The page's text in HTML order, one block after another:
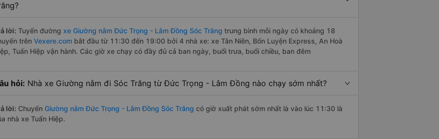
lời: Tuyến đường xe Giường nằm Đức Trọng - Lâm Đồng Sóc Trăng trung bình mỗi ngày có khoảng 18
trên Vexere.com bắt đầu từ 11:30 đến 19:00 bởi 4 nhà xe: xe Tân Niên, Bốn Luyện Express, An Hoà
Tuấn Hiệp vận hành. Các giờ xe chạy có đầy đủ cả ban ngày, buổi trưa, buổi chiều, ban đêm
hỏi: Nhà xe Giường nằm đi Sóc Trăng từ Đức Trọng - Lâm Đồng nào chạy sớm nhất?
lời: Chuyến Giường nằm Đức Trọng - Lâm Đồng Sóc Trăng có giờ xuất phát sớm nhất là vào lúc 11:30 là
nhà xe Tuấn Hiệp.